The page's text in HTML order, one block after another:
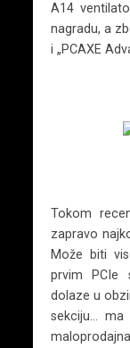
A14
nagradu, a
i „PCAXE
Tokom
zapravo
Može biti
prvim PCIe
dolaze u
sekciju…